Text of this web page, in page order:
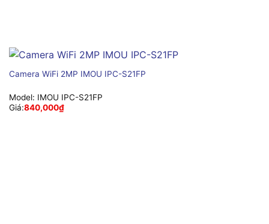
Camera WiFi 2MP IMOU IPC-S21FP
Model: IMOU IPC-S21FP
Giá:840,000₫